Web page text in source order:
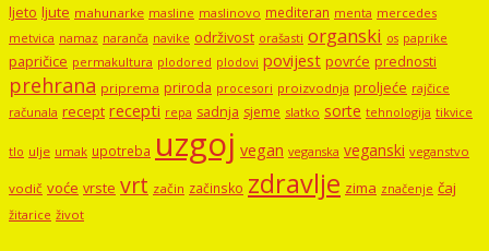
ljeto ljute mahunarke masline maslinovo mediteran menta mercedes
metvica namaz naranča navike održivost orašasti organski os paprike
papričice permakultura plodored plodovi povijest povrće prednosti
prehrana priprema priroda procesori proizvodnja proljeće rajčice
računala recept recepti repa sadnja sjeme slatko sorte tehnologija tikvice
tlo ulje umak upotreba uzgoj vegan veganska veganski veganstvo
vodič voće vrste vrt začin začinsko zdravlje zima značenje čaj
žitarice život